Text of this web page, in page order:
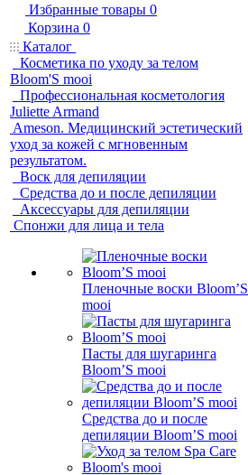
Избранные товары 0
Корзина 0
Каталог
Косметика по уходу за телом
Bloom'S mooi
Профессиональная косметология
Juliette Armand
Ameson. Медицинский эстетический
уход за кожей с мгновенным
результатом.
Воск для депиляции
Средства до и после депиляции
Аксессуары для депиляции
Спонжи для лица и тела
Пленочные воски Bloom’S
mooi
Пасты для шугаринга
Bloom’S mooi
Средства до и после
депиляции Bloom’S mooi